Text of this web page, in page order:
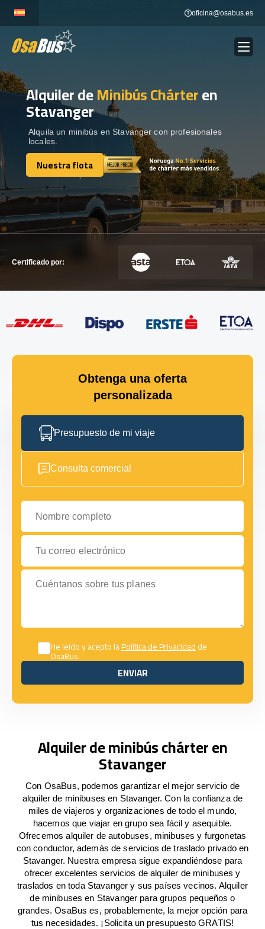
content
oficina@osabus.es
ALQUILER DE AUTOCARES Show dropdown
DESTINOS
RECORRIDAS Show dropdown
Alquiler deMinibús Chárteren
Stavanger
Alquila un minibús en Stavanger con profesionales
locales.
Nuestra flota
Nuestra flota
Certificado por:
Obtenga una oferta
personalizada
Presupuesto de mi viaje
Consulta comercial
Nombre completo
Tu correo electrónico
Cuéntanos sobre tus planes
He leído y acepto laPolítica de Privacidadde
OsaBus.
ENVIAR
ENVIAR
Alquiler de minibús chárter en
Stavanger
Con OsaBus, podemos garantizar el mejor servicio de
alquiler de minibuses en Stavanger. Con la confianza de
miles de viajeros y organizaciones de todo el mundo,
hacemos que viajar en grupo sea fácil y asequible.
Ofrecemos alquiler de autobuses, minibuses y furgonetas
con conductor, además de servicios de traslado privado en
Stavanger. Nuestra empresa sigue expandiéndose para
ofrecer excelentes servicios de alquiler de minibuses y
traslados en toda Stavanger y sus países vecinos. Alquiler
de minibuses en Stavanger para grupos pequeños o
grandes. OsaBus es, probablemente, la mejor opción para
tus necesidades. ¡Solicita un presupuesto GRATIS!